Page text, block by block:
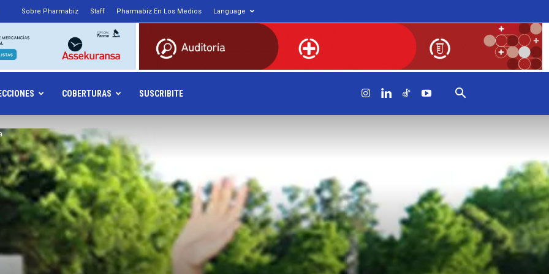
Sobre Pharmabiz Staff Pharmabiz En Los Medios Language
COBERTURAS SUSCRIBITE